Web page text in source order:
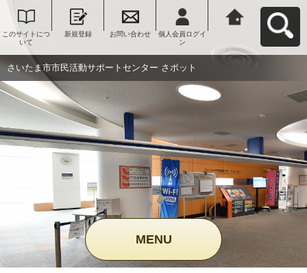
このサイトにつ
いて
新規登録 お問い合わせ
個人会員ログイ
ン
ンター さポット
へ戻る
さいたま市市民活動サポートセンター さポット
MENU